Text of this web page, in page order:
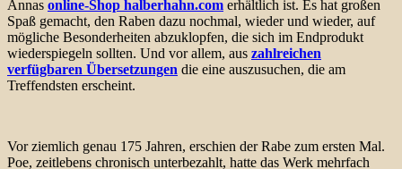
Annas online-Shop halberhahn.com erhältlich ist. Es hat großen
Spaß gemacht, den Raben dazu nochmal, wieder und wieder, auf
mögliche Besonderheiten abzuklopfen, die sich im Endprodukt
wiederspiegeln sollten. Und vor allem, aus zahlreichen
verfügbaren Übersetzungen die eine auszusuchen, die am
Treffendsten erscheint.
Vor ziemlich genau 175 Jahren, erschien der Rabe zum ersten Mal.
Poe, zeitlebens chronisch unterbezahlt, hatte das Werk mehrfach